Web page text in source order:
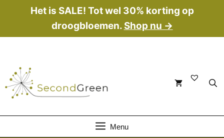
de
Het is SALE! Tot wel 30% korting op
droogbloemen. Shop nu →
Menu